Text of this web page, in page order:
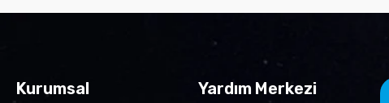
Kurumsal Yardım Merkezi